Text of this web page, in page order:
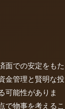
面での安定をもた
金管理と賢明な投
可能性がありま
で物事を考えるこ